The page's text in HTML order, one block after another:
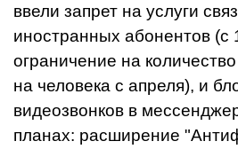
ввели запрет на услуги
иностранных абонентов (с
ограничение на
на человека с апреля), и
видеозвонков в
планах: расширение